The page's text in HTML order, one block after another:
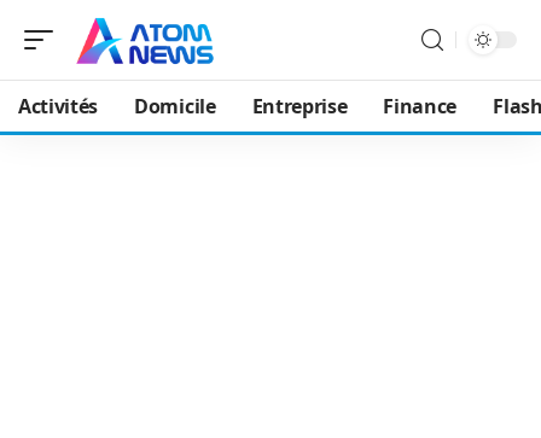
Activités Domicile Entreprise Finance